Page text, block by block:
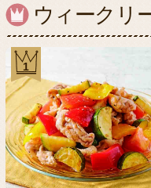
ウィークリ
1